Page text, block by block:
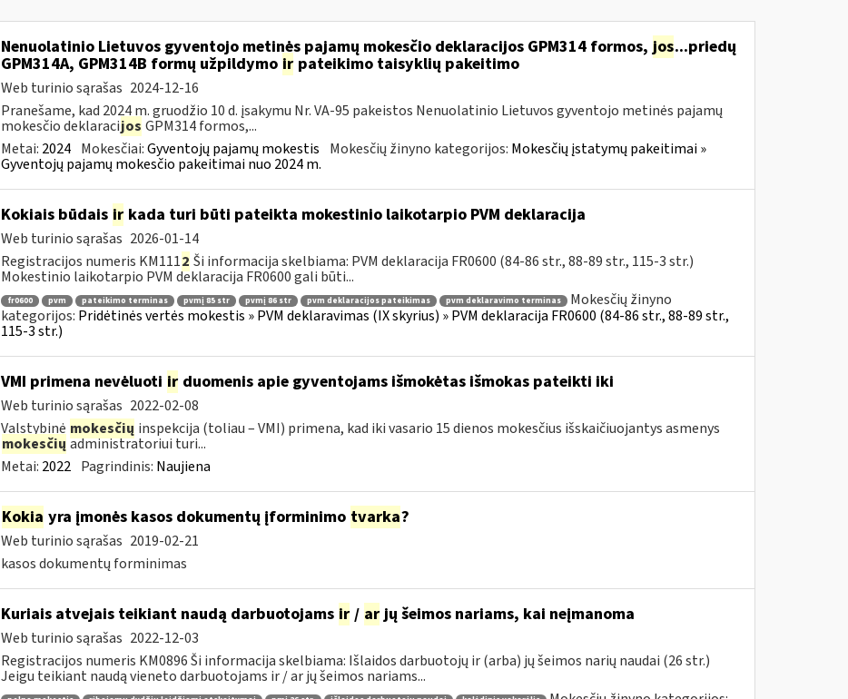
Nenuolatinio Lietuvos gyventojo metinės pajamų mokesčio deklaracijos GPM314 formos, jos...priedų
GPM314A, GPM314B formų užpildymo irpateikimo taisyklių pakeitimo
Web turinio sąrašas 2024-12-16
Pranešame, kad 2024 m. gruodžio 10 d. įsakymu Nr. VA-95 pakeistos Nenuolatinio Lietuvos gyventojo metinės pajamų
mokesčio deklaracijos GPM314 formos,...
Metai: 2024 Mokesčiai:Gyventojų pajamų mokestis Mokesčių žinyno kategorijos: Mokesčių įstatymų pakeitimai »
Gyventojų pajamų mokesčio pakeitimai nuo 2024 m.
Kokiais būdais irkada turi būti pateikta mokestinio laikotarpio PVM deklaracija
Web turinio sąrašas 2026-01-14
Registracijos numeris KM1112 Ši informacija skelbiama: PVM deklaracija FR0600 (84-86 str., 88-89 str., 115-3 str.)
Mokestinio laikotarpio PVM deklaracija FR0600 gali būti...
fr0600 pvm pateikimo terminas pvmį 85 str pvmį 86 str pvm deklaracijos pateikimas pvm deklaravimo terminas
Mokesčių žinyno
kategorijos: Pridėtinės vertės mokestis » PVM deklaravimas (IX skyrius) » PVM deklaracija FR0600 (84-86 str., 88-89 str.,
115-3 str.)
VMI primena nevėluoti irduomenis apie gyventojams išmokėtas išmokas pateikti iki
Web turinio sąrašas 2022-02-08
Valstybinė mokesčių inspekcija (toliau – VMI) primena, kad iki vasario 15 dienos mokesčius išskaičiuojantys asmenys
mokesčių administratoriui turi...
Metai: 2022 Pagrindinis: Naujiena
Kokia yra įmonės kasos dokumentų įforminimo tvarka?
Web turinio sąrašas 2019-02-21
kasos dokumentų forminimas
Kuriais atvejais teikiant naudą darbuotojams ir/ arjų šeimos nariams, kai neįmanoma
Web turinio sąrašas 2022-12-03
Registracijos numeris KM0896 Ši informacija skelbiama: Išlaidos darbuotojų ir (arba) jų šeimos narių naudai (26 str.)
Jeigu teikiant naudą vieneto darbuotojams ir / ar jų šeimos nariams...